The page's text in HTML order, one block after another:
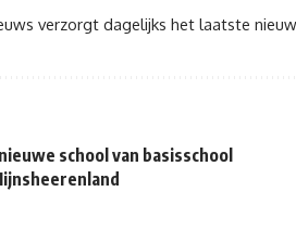
verzorgt dagelijks het laatste
school van basisschool